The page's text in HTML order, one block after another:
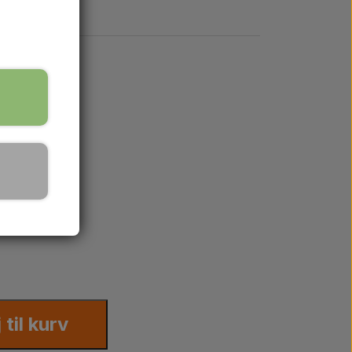
69097, 94422, 169097
til kurv